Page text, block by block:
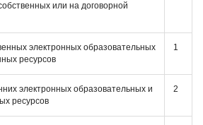
или на договорной
электронных образовательных
ресурсов
1
электронных образовательных и
ресурсов
2